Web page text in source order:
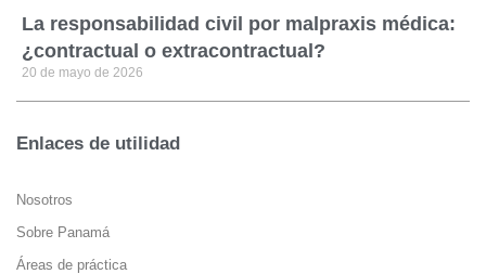
La responsabilidad civil por malpraxis médica:
¿contractual o extracontractual?
20 de mayo de 2026
Enlaces de utilidad
Nosotros
Sobre Panamá
Áreas de práctica